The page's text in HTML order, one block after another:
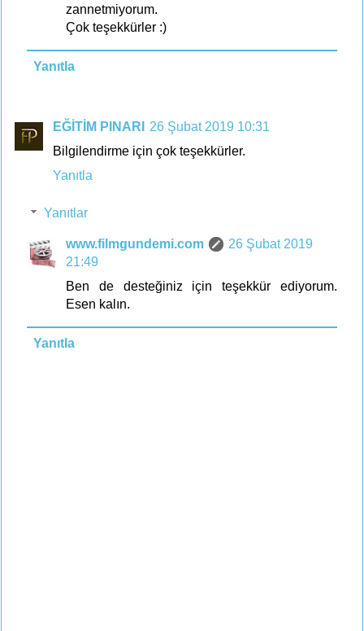
zannetmiyorum.
Çok teşekkürler :)
Yanıtla
EĞİTİM PINARI
26 Şubat 2019 10:31
Bilgilendirme için çok teşekkürler.
Yanıtla
Yanıtlar
www.filmgundemi.com
26 Şubat 2019
21:49
Ben de desteğiniz için teşekkür ediyorum.
Esen kalın.
Yanıtla